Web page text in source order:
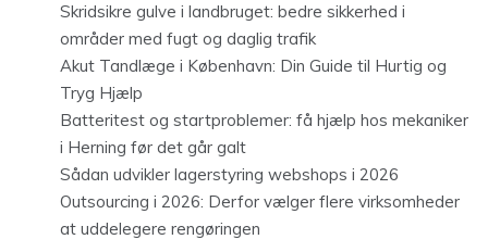
Skridsikre gulve i landbruget: bedre sikkerhed i
områder med fugt og daglig trafik
Akut Tandlæge i København: Din Guide til Hurtig og
Tryg Hjælp
Batteritest og startproblemer: få hjælp hos mekaniker
i Herning før det går galt
Sådan udvikler lagerstyring webshops i 2026
Outsourcing i 2026: Derfor vælger flere virksomheder
at uddelegere rengøringen